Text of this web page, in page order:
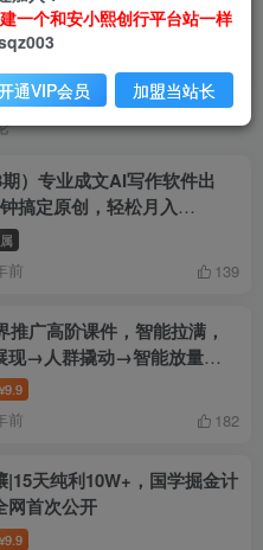
期）专业成文AI写作软件出
搞定原创，轻松月入
白福利
前 139
推广高阶课件，智能拉满，
现→人群撬动→智能放量
¥9.9
前 182
|15天纯利10W+，国学掘金计
网首次公开
¥9.9
一个和安小熙创行平台站一样
通VIP会员 加盟当站长